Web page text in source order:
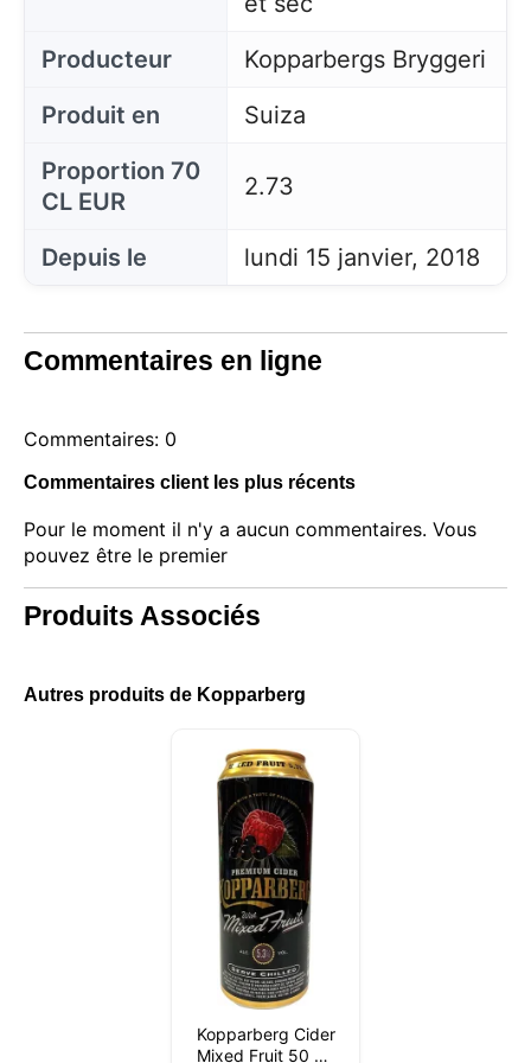
Producteur
Kopparbergs Bryggeri
Produit en
Suiza
Proportion 70
CL EUR
2.73
Depuis le lundi 15 janvier, 2018
Commentaires en ligne
Commentaires: 0
Commentaires client les plus récents
Pour le moment il n'y a aucun commentaires. Vous
pouvez être le premier
Produits Associés
Autres produits de Kopparberg
Kopparberg Cider
Mixed Fruit 50 CL
Ce site web utilise des cookies
Notre site web utilise des cookies capables de lire,
stocker et écrire des informations sur votre
navigateur et votre appareil. Les informations
traitées par ces technologies incluent des données